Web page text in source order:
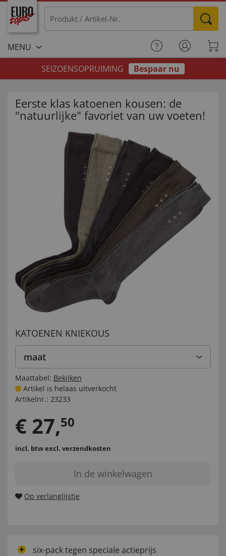
MENU
SEIZOENSOPRUIMING
Bespaar nu
Eerste klas katoenen kousen: de
"natuurlijke" favoriet van uw voeten!
KATOENEN KNIEKOUS
maat
Maattabel: Bekijken
Artikel is helaas uitverkocht
Artikelnr.: 23233
€ 27,50
incl. btwexcl. verzendkosten
In de winkelwagen
Op verlanglijstje
six-pack tegen speciale actieprijs